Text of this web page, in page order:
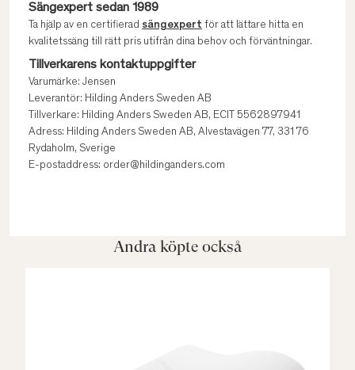
Sängexpert sedan 1989
Ta hjälp av en certifierad sängexpert för att lättare hitta en
kvalitetssäng till rätt pris utifrån dina behov och förväntningar.
Tillverkarens kontaktuppgifter
Varumärke: Jensen
Leverantör: Hilding Anders Sweden AB
Tillverkare: Hilding Anders Sweden AB, ECIT 5562897941
Adress: Hilding Anders Sweden AB, Alvestavägen 77, 331 76
Rydaholm, Sverige
E-postaddress: order@hildinganders.com
Andra köpte också